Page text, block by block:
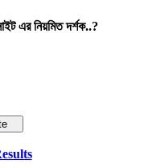
এর নিয়মিত দর্শক..?